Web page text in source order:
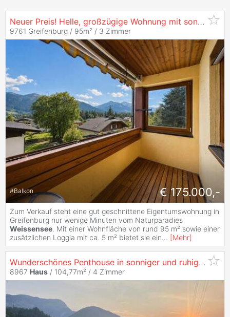
Neuer Preis! Helle, großzügige Wohnung mit sonniger Loggia & Bergblick nahe dem
9761 Greifenburg / 95m² / 3 Zimmer
#Balkon € 175.000,-
Zum Verkauf steht eine gut geschnittene Eigentumswohnung in
Greifenburg nur wenige Minuten vom Naturparadies
Weissensee. Mit einer Wohnfläche von rund 95 m² sowie einer
zusätzlichen Loggia mit ca. 5 m² bietet sie ein... [Mehr]
Wunderschönes Penthouse in sonniger und ruhiger Lage
8967 Haus / 104,77m² / 4 Zimmer